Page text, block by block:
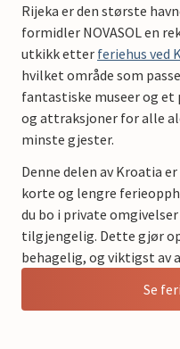
Rijeka er den største
formidler NOVASOL en
utkikk etter feriehus ved
hvilket område som
fantastiske museer og
og attraksjoner for alle
minste gjester.
Denne delen av Kroatia
korte og lengre
du bo i private
tilgjengelig. Dette gjør
behagelig, og viktigst
Se